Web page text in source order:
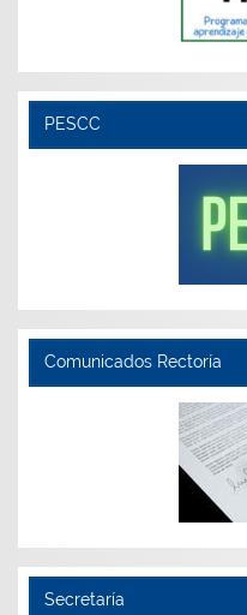
PESCC
Comunicados Rectoría
Secretaría